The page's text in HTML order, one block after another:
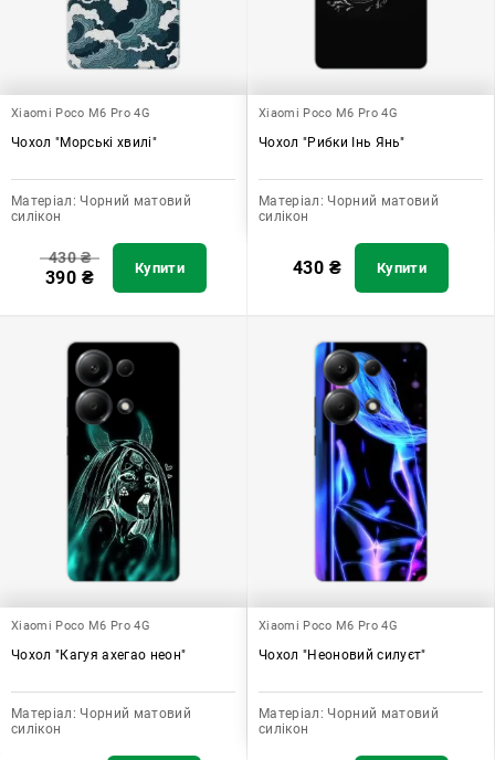
Xiaomi Poco M6 Pro 4G
Чохол "Морські хвилі"
Матеріал: Чорний матовий
силікон
430₴
390 ₴ Купити
Xiaomi Poco M6 Pro 4G
Чохол "Рибки Інь Янь"
Матеріал: Чорний матовий
силікон
430 ₴ Купити
Xiaomi Poco M6 Pro 4G
Чохол "Кагуя ахегао неон"
Матеріал: Чорний матовий
силікон
Xiaomi Poco M6 Pro 4G
Чохол "Неоновий силуєт"
Матеріал: Чорний матовий
силікон